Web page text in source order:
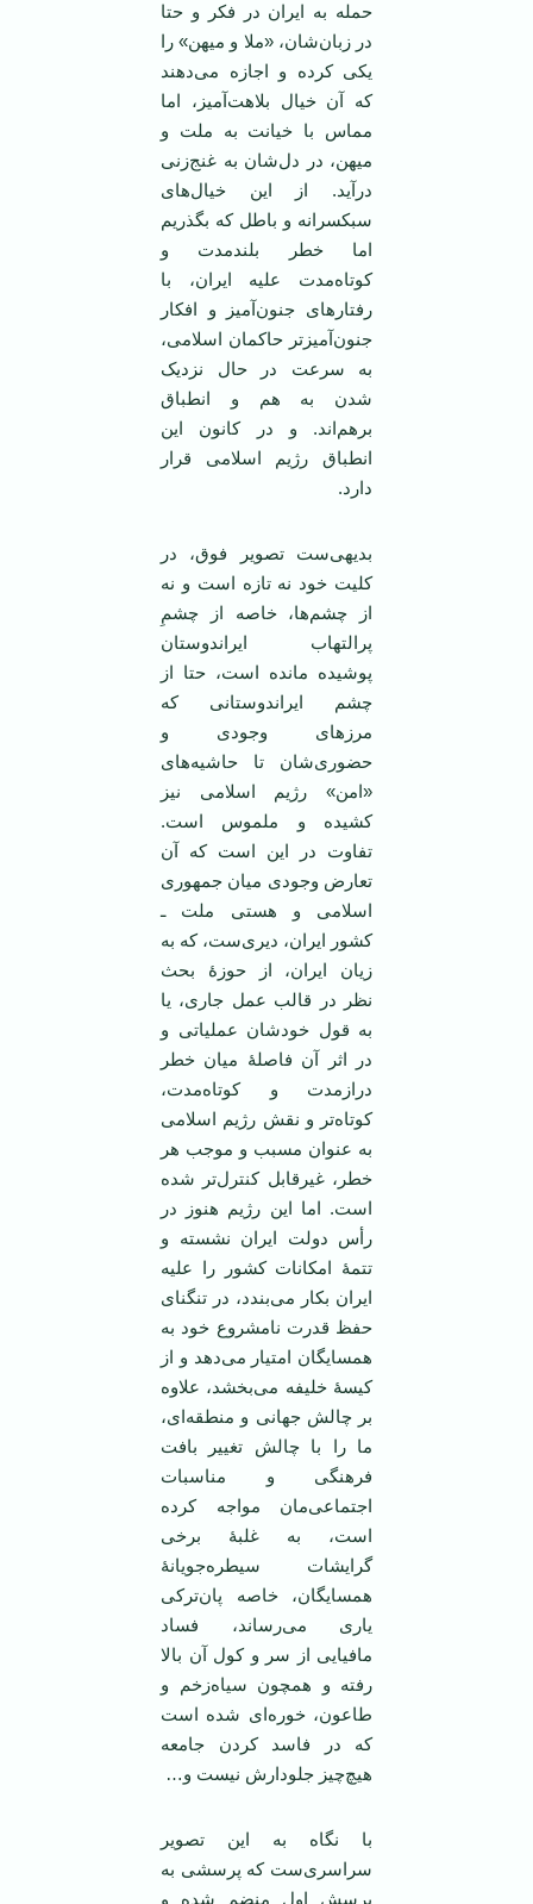
حمله به ایران در فکر و حتا
در زبان‌شان، «ملا و میهن» را
یکی کرده و اجازه می‌دهند
که آن خیال بلاهت‌آمیز، اما
مماس با خیانت به ملت و
میهن، در دل‌شان به غنج‌زنی
درآید. از این خیال‌های
سبکسرانه و باطل که بگذریم
اما خطر بلندمدت و
کوتاه‌مدت علیه ایران، با
رفتارهای جنون‌آمیز و افکار
جنون‌آمیزتر حاکمان اسلامی،
به سرعت در حال نزدیک
شدن به هم و انطباق
برهم‌اند. و در کانون این
انطباق رژیم اسلامی قرار
دارد.
بدیهی‌ست تصویر فوق، در
کلیت خود نه تازه است و نه
از چشم‌ها، خاصه از چشمِ
پرالتهاب ایراندوستان
پوشیده مانده است، حتا از
چشم ایراندوستانی که
مرزهای وجودی‌ و
حضوری‌شان تا حاشیه‌های
«امن» رژیم اسلامی نیز
کشیده و ملموس است.
تفاوت در این است که آن
تعارض وجودی میان جمهوری
اسلامی و هستی ملت ـ
کشور ایران، دیری‌ست، که به
زیان ایران، از حوزۀ بحث
نظر در قالب عمل جاری، یا
به قول خودشان عملیاتی و
در اثر آن فاصلۀ میان خطر
درازمدت و کوتاه‌مدت،
کوتاه‌تر و نقش رژیم اسلامی
به عنوان مسبب و موجب هر
خطر، غیرقابل کنترل‌تر شده
است. اما این رژیم هنوز در
رأس دولت ایران نشسته و
تتمۀ امکانات کشور را علیه
ایران بکار می‌بندد، در تنگنای
حفظ قدرت نامشروع خود به
همسایگان امتیار می‌دهد و از
کیسۀ خلیفه می‌بخشد، علاوه
بر چالش جهانی و منطقه‌ای،
ما را با چالش تغییر بافت
فرهنگی و مناسبات
اجتماعی‌مان مواجه کرده
است، به غلبۀ برخی
گرایشات سیطره‌جویانۀ
همسایگان، خاصه پان‌ترکی
یاری می‌رساند، فساد
مافیایی از سر و کول آن بالا
رفته و همچون سیاه‌زخم و
طاعون، خوره‌ای شده است
که در فاسد کردن جامعه
هیچ‌چیز جلودارش نیست و…
با نگاه به این تصویر
سراسری‌ست که پرسشی به
پرسش اول منضم شده و